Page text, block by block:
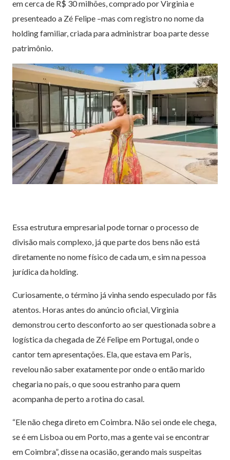
em cerca de R$ 30 milhões, comprado por Virginia e
presenteado a Zé Felipe –mas com registro no nome da
holding familiar, criada para administrar boa parte desse
patrimônio.
Essa estrutura empresarial pode tornar o processo de
divisão mais complexo, já que parte dos bens não está
diretamente no nome físico de cada um, e sim na pessoa
jurídica da holding.
Curiosamente, o término já vinha sendo especulado por fãs
atentos. Horas antes do anúncio oficial, Virginia
demonstrou certo desconforto ao ser questionada sobre a
logística da chegada de Zé Felipe em Portugal, onde o
cantor tem apresentações. Ela, que estava em Paris,
revelou não saber exatamente por onde o então marido
chegaria no país, o que soou estranho para quem
acompanha de perto a rotina do casal.
“Ele não chega direto em Coimbra. Não sei onde ele chega,
se é em Lisboa ou em Porto, mas a gente vai se encontrar
em Coimbra”, disse na ocasião, gerando mais suspeitas